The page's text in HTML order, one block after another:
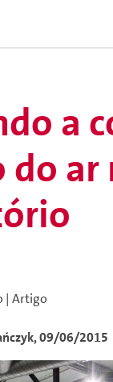
a
do ar
| Artigo
,09/06/2015